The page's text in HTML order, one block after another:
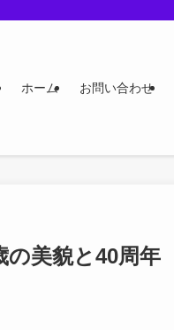
ホーム お問い合わせ
の美貌と40周年